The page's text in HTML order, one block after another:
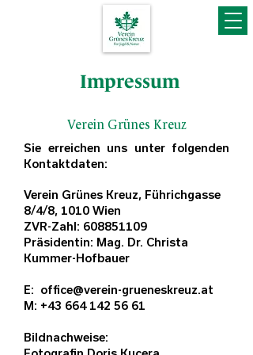
Impressum
Verein Grünes Kreuz
Sie erreichen uns unter folgenden
Kontaktdaten:
Verein Grünes Kreuz, Führichgasse
8/4/8, 1010 Wien
ZVR-Zahl: 608851109
Präsidentin: Mag. Dr. Christa
Kummer-Hofbauer
E: office@verein-grueneskreuz.at
M: +43 664 142 56 61
Bildnachweise: